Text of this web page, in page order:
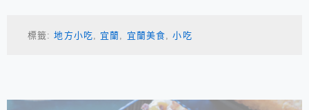
標籤:地方小吃, 宜蘭, 宜蘭美食,小吃